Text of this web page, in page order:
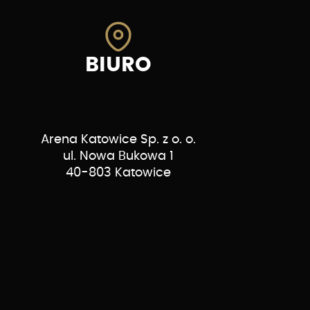
BIURO
Arena Katowice Sp. z o. o.
ul. Nowa Bukowa 1
40-803 Katowice